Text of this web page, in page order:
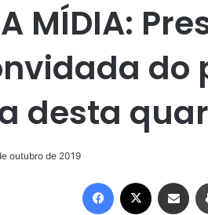
MÍDIA:
desta
outubro de 2019
Facebook Compartilhar via e-mail